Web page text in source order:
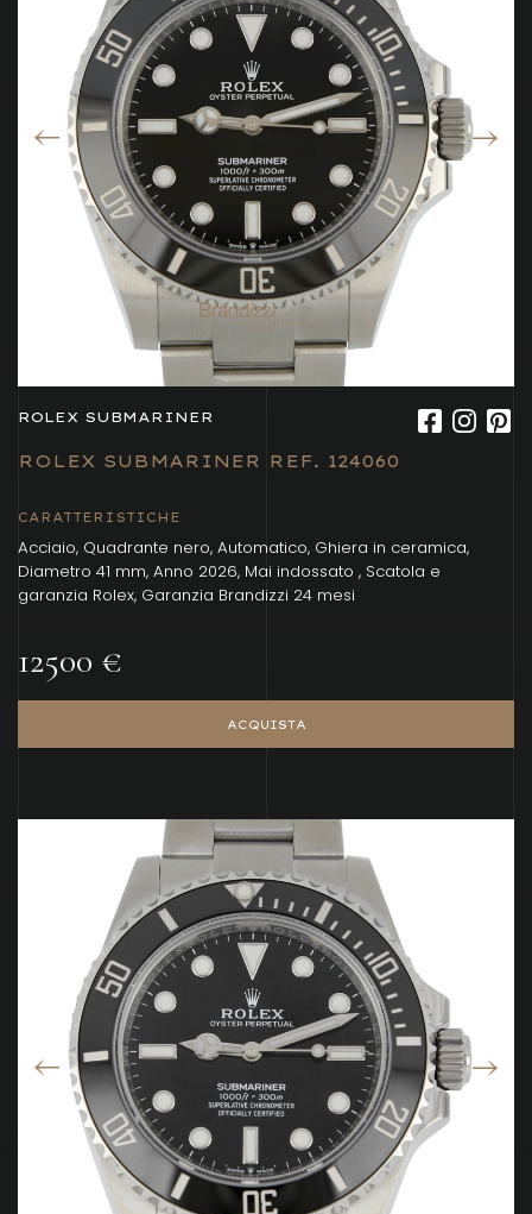
ROLEX SUBMARINER
ROLEX SUBMARINER REF. 124060
CARATTERISTICHE
Acciaio, Quadrante nero, Automatico, Ghiera in ceramica,
Diametro 41 mm, Anno 2026, Mai indossato , Scatola e
garanzia Rolex, Garanzia Brandizzi 24 mesi
12500 €
ACQUISTA